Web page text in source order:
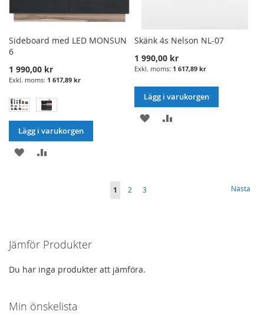
Sideboard med LED MONSUN
6
1 990,00 kr
1 617,89 kr
Lägg i varukorgen
LÄGG
Skänk 4s Nelson NL-07
1 990,00 kr
1 617,89 kr
Lägg i varukorgen
LÄGG
You're
1 Sida
2 Sida
3 Sida
Nästa
Jämför Produkter
Du har inga produkter att jämföra.
Min önskelista